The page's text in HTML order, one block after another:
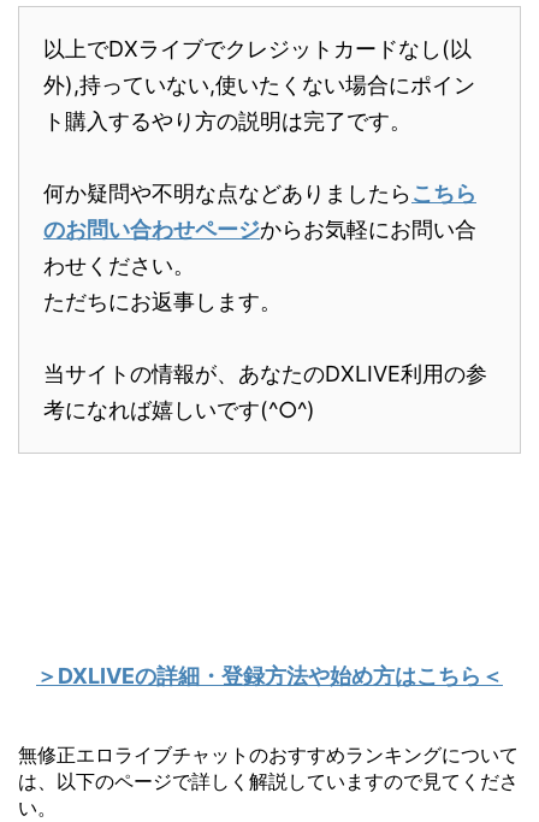
以上でDXライブでクレジットカードなし(以
外),持っていない,使いたくない場合にポイン
ト購入するやり方の説明は完了です。
何か疑問や不明な点などありましたらこちら
のお問い合わせページからお気軽にお問い合
わせください。
ただちにお返事します。
当サイトの情報が、あなたのDXLIVE利用の参
考になれば嬉しいです(^○^)
＞DXLIVEの詳細・登録方法や始め方はこちら＜
無修正エロライブチャットのおすすめランキングについて
は、以下のページで詳しく解説していますので見てくださ
い。